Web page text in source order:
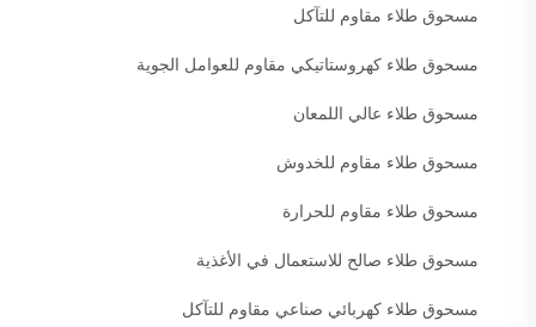
مسحوق طلاء مقاوم للتآكل
مسحوق طلاء كهروستاتيكي مقاوم للعوامل الجوية
مسحوق طلاء عالي اللمعان
مسحوق طلاء مقاوم للخدوش
مسحوق طلاء مقاوم للحرارة
مسحوق طلاء صالح للاستعمال في الأغذية
مسحوق طلاء كهربائي صناعي مقاوم للتآكل